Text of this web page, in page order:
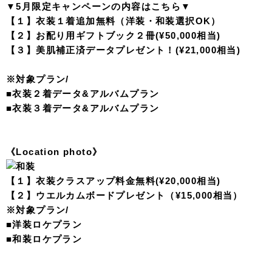
▼5月限定キャンペーンの内容はこちら▼
【１】衣装１着追加無料（洋装・和装選択OK）
【２】お配り用ギフトブック２冊(¥50,000相当)
【３】美肌補正済データプレゼント！(¥21,000相当)
※対象プラン/
■衣装２着データ&アルバムプラン
■衣装３着データ&アルバムプラン
《Location photo》
【１】衣装クラスアップ料金無料(¥20,000相当)
【２】ウエルカムボードプレゼント（¥15,000相当）
※対象プラン/
■洋装ロケプラン
■和装ロケプラン